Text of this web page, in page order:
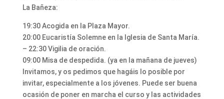
La Bañeza:
19:30 Acogida en la Plaza Mayor.
20:00 Eucaristía Solemne en la Iglesia de Santa María.
– 22:30 Vigilia de oración.
09:00 Misa de despedida. (ya en la mañana de jueves)
Invitamos, y os pedimos que hagáis lo posible por
invitar, especialmente a los jóvenes. Puede ser buena
ocasión de poner en marcha el curso y las actividades